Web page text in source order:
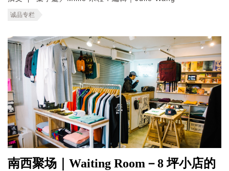
诚品专栏
南西聚场｜Waiting Room－8 坪小店的